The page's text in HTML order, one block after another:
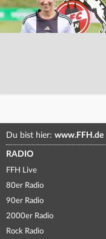
Du bist hier: www.FFH.de
RADIO
FFH Live
80er Radio
90er Radio
2000er Radio
Rock Radio